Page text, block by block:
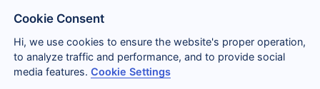
📲Réseaux sociaux
🤝🏼Proposer des mots
Cookie Consent
Hi, we use cookies to ensure the website's proper operation,
to analyze traffic and performance, and to provide social
media features.Cookie Settings